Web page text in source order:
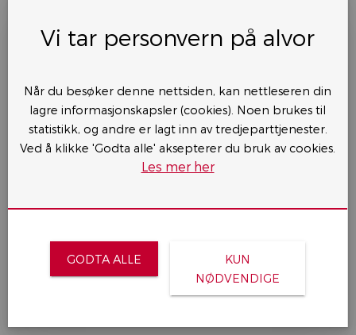
FLYTENDE
KAMPANJERENTE
fra 2,99%
FRA KUN 3690,- I MND.
Vi tar personvern på alvor
Når du besøker denne nettsiden, kan nettleseren din
lagre informasjonskapsler (cookies). Noen brukes til
statistikk, og andre er lagt inn av tredjeparttjenester.
Ved å klikke 'Godta alle' aksepterer du bruk av cookies.
Les mer her
GODTA ALLE
KUN
NØDVENDIGE